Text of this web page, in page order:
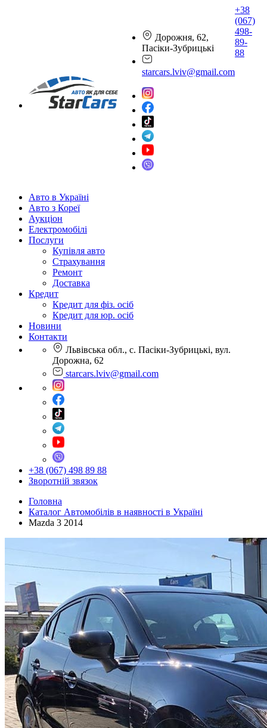
Дорожня, 62,
Пасіки-Зубрицькі
starcars.lviv@gmail.com
+38
(067)
498-
89-
88
Авто в Україні
Авто з Кореї
Аукціон
Електромобілі
Послуги
Купівля авто
Страхування
Ремонт
Доставка
Кредит
Кредит для фіз. осіб
Кредит для юр. осіб
Новини
Контакти
Львівська обл., с. Пасіки-Зубрицькі, вул.
Дорожна, 62
starcars.lviv@gmail.com
+38 (067) 498 89 88
Зворотній звязок
Головна
Каталог Автомобілів в наявності в Україні
Mazda 3 2014